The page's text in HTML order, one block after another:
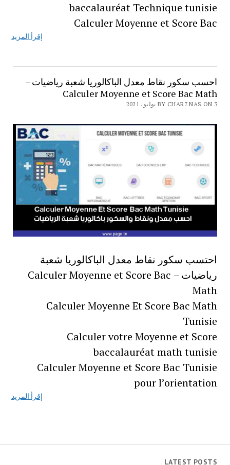
LATEST POSTS
baccalauréat Technique tunisie
Calculer Moyenne et Score Bac
إقرأ المزيد
احسب سكور نقاط معدل الباكالوريا شعبة رياضيات –
Calculer Moyenne et Score Bac Math
BY CHAR7 NAS ON 3 يوليو، 2021
احتسب سكور نقاط معدل الباكالوريا شعبة
رياضيات – Calculer Moyenne et Score Bac
Math
Calculer Moyenne Et Score Bac Math
Tunisie
Calculer votre Moyenne et Score
baccalauréat math tunisie
Calculer Moyenne et Score Bac Tunisie
pour l’orientation
إقرأ المزيد